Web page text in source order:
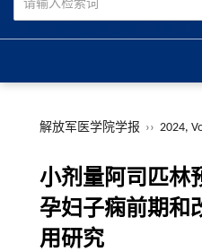
解放军医学院学报 ›› 2024,
小剂量阿司匹林
孕妇子痫前期和
用研究